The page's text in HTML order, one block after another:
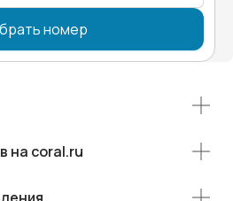
номер
на coral.ru